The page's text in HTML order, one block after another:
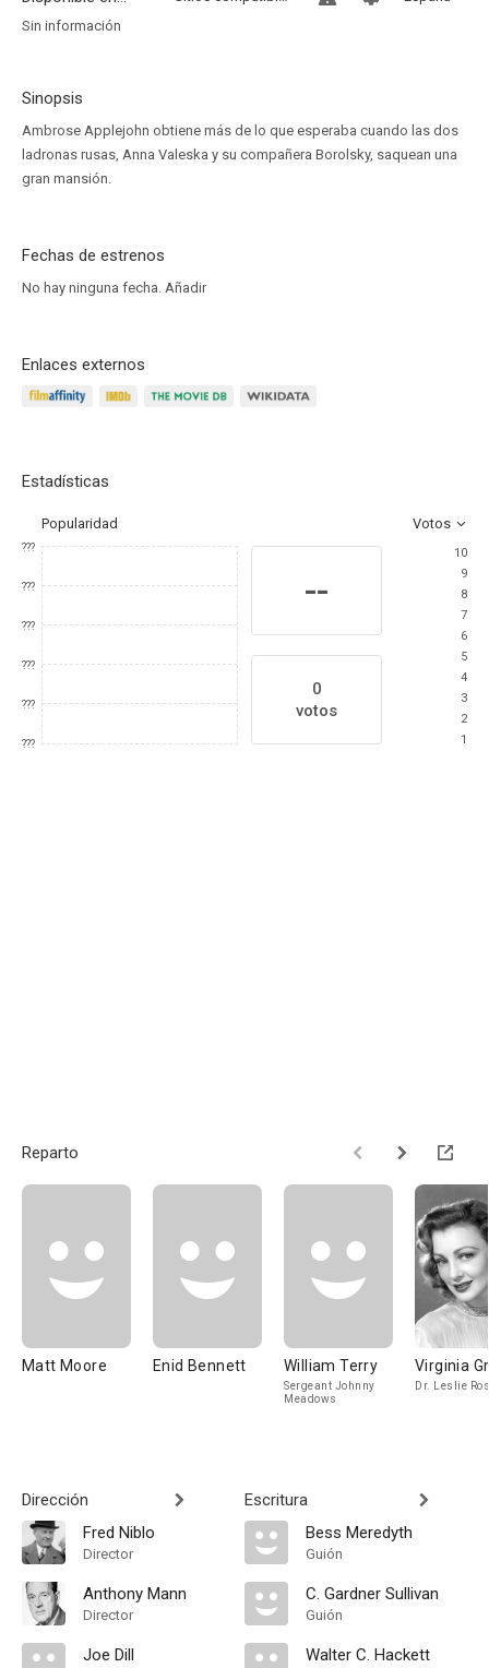
Sin información
Sinopsis
Ambrose Applejohn obtiene más de lo que esperaba cuando las dos
ladronas rusas, Anna Valeska y su compañera Borolsky, saquean una
gran mansión.
Fechas de estrenos
No hay ninguna fecha. Añadir
Enlaces externos
Estadísticas
Popularidad Votos
???
???
???
???
???
???
--
0
votos
10
9
8
7
6
5
4
3
2
1
Reparto
Matt Moore Enid Bennett William Terry
Sergeant Johnny
Meadows
Virginia
Dr. Leslie
Dirección
Fred Niblo
Director
Anthony Mann
Director
Joe Dill
Escritura
Bess Meredyth
Guión
C. Gardner Sullivan
Guión
Walter C. Hackett